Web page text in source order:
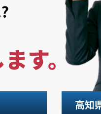
ます。
高知